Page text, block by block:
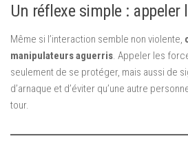
Un réflexe simple : appeler
Même si l’interaction semble non violente,
manipulateurs aguerris. Appeler les
seulement de se protéger, mais aussi de
d’arnaque et d’éviter qu’une autre
tour.